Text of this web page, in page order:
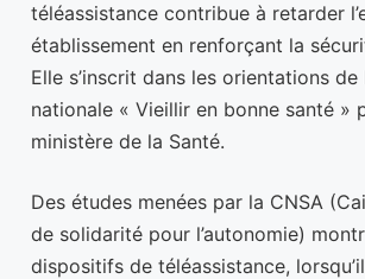
téléassistance contribue à retarder
établissement en renforçant la
Elle s’inscrit dans les orientations
nationale « Vieillir en bonne santé »
ministère de la Santé.
Des études menées par la CNSA
de solidarité pour l’autonomie)
dispositifs de téléassistance,